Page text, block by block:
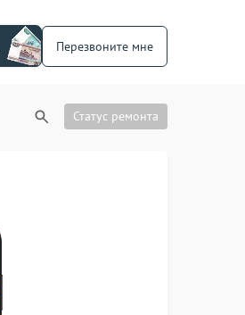
Перезвоните мне
Статус ремонта